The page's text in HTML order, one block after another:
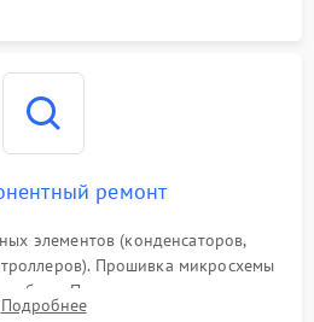
ремонт
элементов (конденсаторов,
Прошивка микросхемы
сбоях. При поломке подсветки —
выгоревших светодиодов.
Подробнее